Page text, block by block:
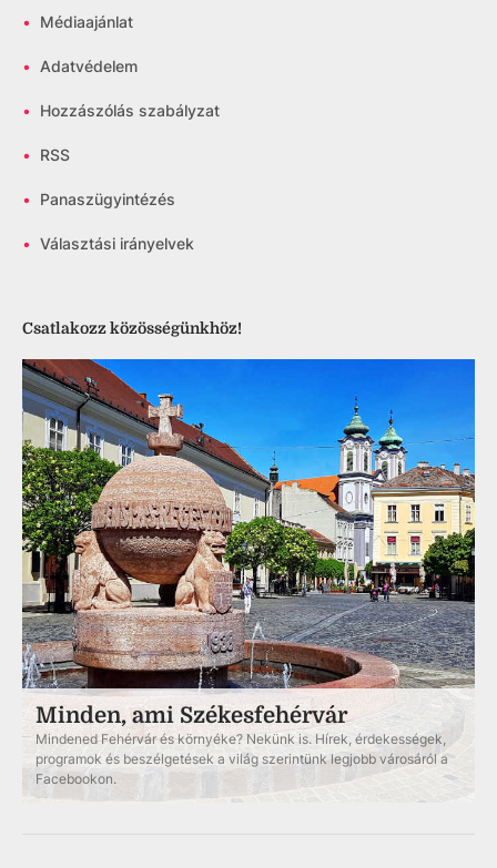
• Médiaajánlat
• Adatvédelem
• Hozzászólás szabályzat
• RSS
• Panaszügyintézés
• Választási irányelvek
Csatlakozz közösségünkhöz!
Minden, ami Székesfehérvár
Mindened Fehérvár és környéke? Nekünk is. Hírek, érdekességek,
programok és beszélgetések a világ szerintünk legjobb városáról a
Facebookon.